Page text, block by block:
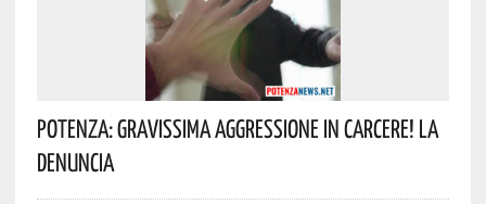
Potenza: Gravissima Aggressione In Carcere! La
Denuncia